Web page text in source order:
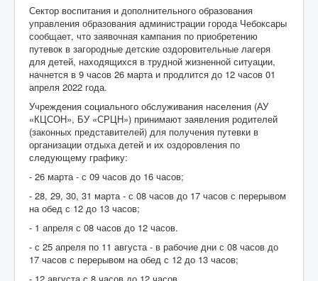
Сектор воспитания и дополнительного образования
управления образования администрации города Чебоксары
сообщает, что заявочная кампания по приобретению
путевок в загородные детские оздоровительные лагеря
для детей, находящихся в трудной жизненной ситуации,
начнется в 9 часов 26 марта и продлится до 12 часов 01
апреля 2022 года.
Учреждения социального обслуживания населения (АУ
«КЦСОН», БУ «СРЦН») принимают заявления родителей
(законных представителей) для получения путевки в
организации отдыха детей и их оздоровления по
следующему графику:
- 26 марта - с 09 часов до 16 часов;
- 28, 29, 30, 31 марта - с 08 часов до 17 часов с перерывом
на обед с 12 до 13 часов;
- 1 апреля с 08 часов до 12 часов.
- с 25 апреля по 11 августа - в рабочие дни с 08 часов до
17 часов с перерывом на обед с 12 до 13 часов;
- 12 августа с 8 часов до 12 часов.